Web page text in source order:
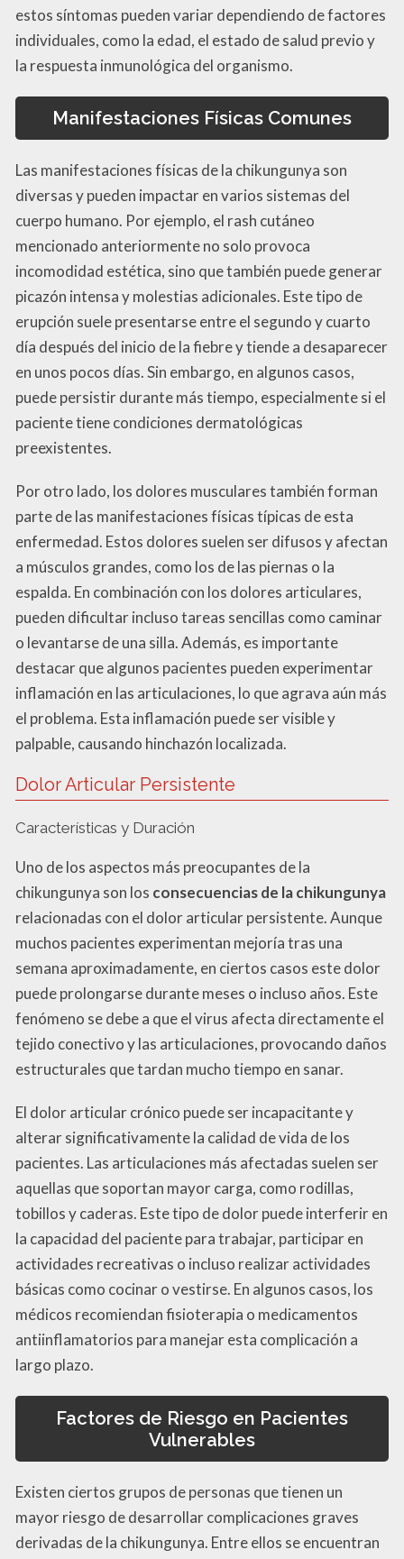
estos síntomas pueden variar dependiendo de factores
individuales, como la edad, el estado de salud previo y
la respuesta inmunológica del organismo.
Manifestaciones Físicas Comunes
Las manifestaciones físicas de la chikungunya son
diversas y pueden impactar en varios sistemas del
cuerpo humano. Por ejemplo, el rash cutáneo
mencionado anteriormente no solo provoca
incomodidad estética, sino que también puede generar
picazón intensa y molestias adicionales. Este tipo de
erupción suele presentarse entre el segundo y cuarto
día después del inicio de la fiebre y tiende a desaparecer
en unos pocos días. Sin embargo, en algunos casos,
puede persistir durante más tiempo, especialmente si el
paciente tiene condiciones dermatológicas
preexistentes.
Por otro lado, los dolores musculares también forman
parte de las manifestaciones físicas típicas de esta
enfermedad. Estos dolores suelen ser difusos y afectan
a músculos grandes, como los de las piernas o la
espalda. En combinación con los dolores articulares,
pueden dificultar incluso tareas sencillas como caminar
o levantarse de una silla. Además, es importante
destacar que algunos pacientes pueden experimentar
inflamación en las articulaciones, lo que agrava aún más
el problema. Esta inflamación puede ser visible y
palpable, causando hinchazón localizada.
Dolor Articular Persistente
Características y Duración
Uno de los aspectos más preocupantes de la
chikungunya son los consecuencias de la chikungunya
relacionadas con el dolor articular persistente. Aunque
muchos pacientes experimentan mejoría tras una
semana aproximadamente, en ciertos casos este dolor
puede prolongarse durante meses o incluso años. Este
fenómeno se debe a que el virus afecta directamente el
tejido conectivo y las articulaciones, provocando daños
estructurales que tardan mucho tiempo en sanar.
El dolor articular crónico puede ser incapacitante y
alterar significativamente la calidad de vida de los
pacientes. Las articulaciones más afectadas suelen ser
aquellas que soportan mayor carga, como rodillas,
tobillos y caderas. Este tipo de dolor puede interferir en
la capacidad del paciente para trabajar, participar en
actividades recreativas o incluso realizar actividades
básicas como cocinar o vestirse. En algunos casos, los
médicos recomiendan fisioterapia o medicamentos
antiinflamatorios para manejar esta complicación a
largo plazo.
Factores de Riesgo en Pacientes
Vulnerables
Existen ciertos grupos de personas que tienen un
mayor riesgo de desarrollar complicaciones graves
derivadas de la chikungunya. Entre ellos se encuentran